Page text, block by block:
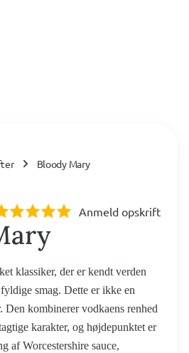
Bloody Mary
Anmeld opskrift
klassiker, der er kendt verden
smag. Dette er ikke en
Den kombinerer vodkaens renhed
karakter, og højdepunktet er
af Worcestershire sauce,